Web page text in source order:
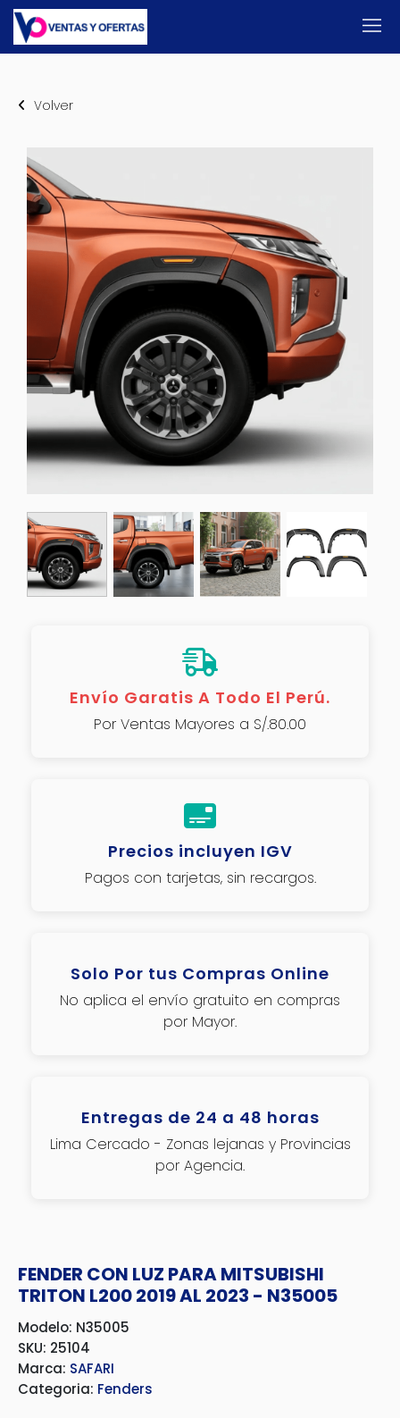
Volver
Envío Garatis A Todo El Perú.
Por Ventas Mayores a S/.80.00
Precios incluyen IGV
Pagos con tarjetas, sin recargos.
Solo Por tus Compras Online
No aplica el envío gratuito en compras
por Mayor.
Entregas de 24 a 48 horas
Lima Cercado - Zonas lejanas y Provincias
por Agencia.
FENDER CON LUZ PARA MITSUBISHI
TRITON L200 2019 AL 2023 - N35005
Modelo: N35005
SKU: 25104
Marca: SAFARI
Categoria: Fenders